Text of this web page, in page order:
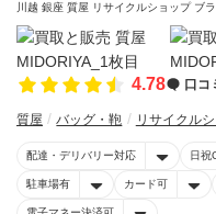
川越 銀座 質屋 リサイクルショップ ブ
4.78 口コ
質屋 バッグ・鞄 リサイクル
配達・デリバリー対応 日祝
駐車場有 カード可